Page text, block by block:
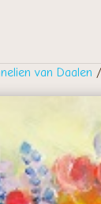
van Daalen